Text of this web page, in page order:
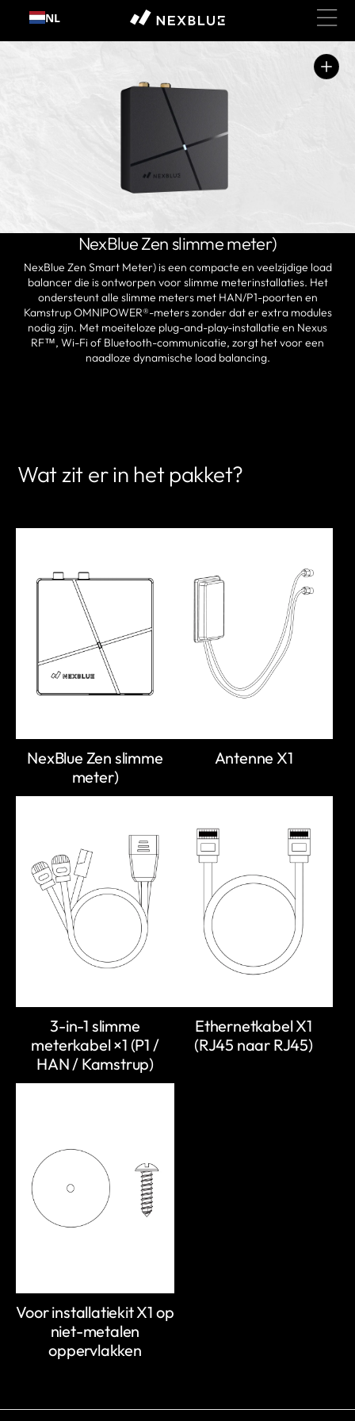
naarNL
Open
media
in
galerijweergave
NexBlue Zen slimme meter)
NexBlue Zen Smart Meter) is een compacte en veelzijdige load
balancer die is ontworpen voor slimme meterinstallaties. Het
ondersteunt alle slimme meters met HAN/P1-poorten en
Kamstrup OMNIPOWER®-meters zonder dat er extra modules
nodig zijn. Met moeiteloze plug-and-play-installatie en Nexus
RF™, Wi-Fi of Bluetooth-communicatie, zorgt het voor een
naadloze dynamische load balancing.
Wat zit er in het pakket?
NexBlue Zen slimme
meter)
Antenne X1
3-in-1 slimme
meterkabel ×1 (P1 /
HAN / Kamstrup)
Ethernetkabel X1
(RJ45 naar RJ45)
Voor installatiekit X1 op
niet-metalen
oppervlakken